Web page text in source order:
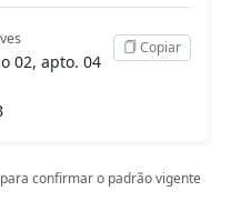
02, apto. 04
Copiar
para confirmar o padrão vigente